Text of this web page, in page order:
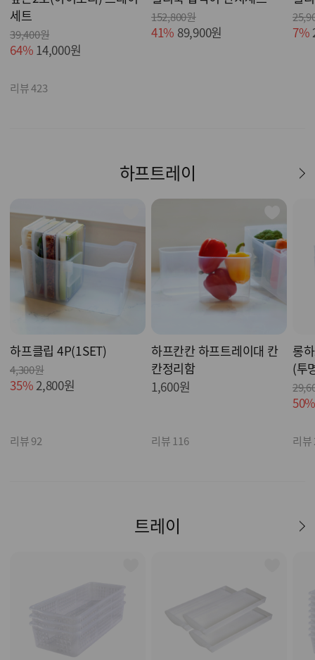
세트
39,400원
64% 14,000원
리뷰 423
152,800원
41% 89,900원 7%
하프트레이
하프클립 4P(1SET)
4,300원
35% 2,800원
리뷰 92
하프칸칸 하프트레이대 칸
칸정리함
1,600원
리뷰 116
롱
(투
리뷰
트레이